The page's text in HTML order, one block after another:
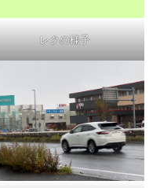
レクの様子